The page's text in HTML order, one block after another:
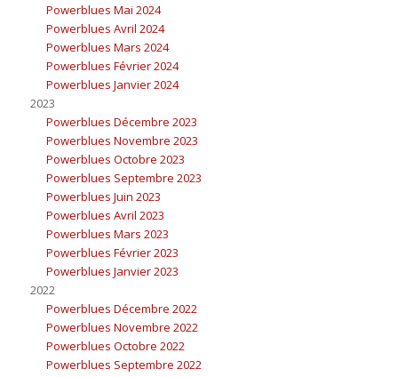
Powerblues Mai 2024
Powerblues Avril 2024
Powerblues Mars 2024
Powerblues Février 2024
Powerblues Janvier 2024
2023
Powerblues Décembre 2023
Powerblues Novembre 2023
Powerblues Octobre 2023
Powerblues Septembre 2023
Powerblues Juin 2023
Powerblues Avril 2023
Powerblues Mars 2023
Powerblues Février 2023
Powerblues Janvier 2023
2022
Powerblues Décembre 2022
Powerblues Novembre 2022
Powerblues Octobre 2022
Powerblues Septembre 2022